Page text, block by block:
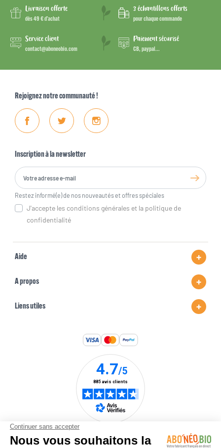
Livraison offerte
dès 49 € d’achat
3 échantillons offerts
pour chaque commande
Service client
contact@aboneobio.com
Paiement sécurisé
CB, paypal...
Rejoignez notre communauté !
FacebookTwitter Instagram
Inscription à la newsletter
Restez informé(e) de nos nouveautés et offres spéciales
J'accepte les conditions générales et la politique de
confidentialité
Aide
A propos
Liens utiles